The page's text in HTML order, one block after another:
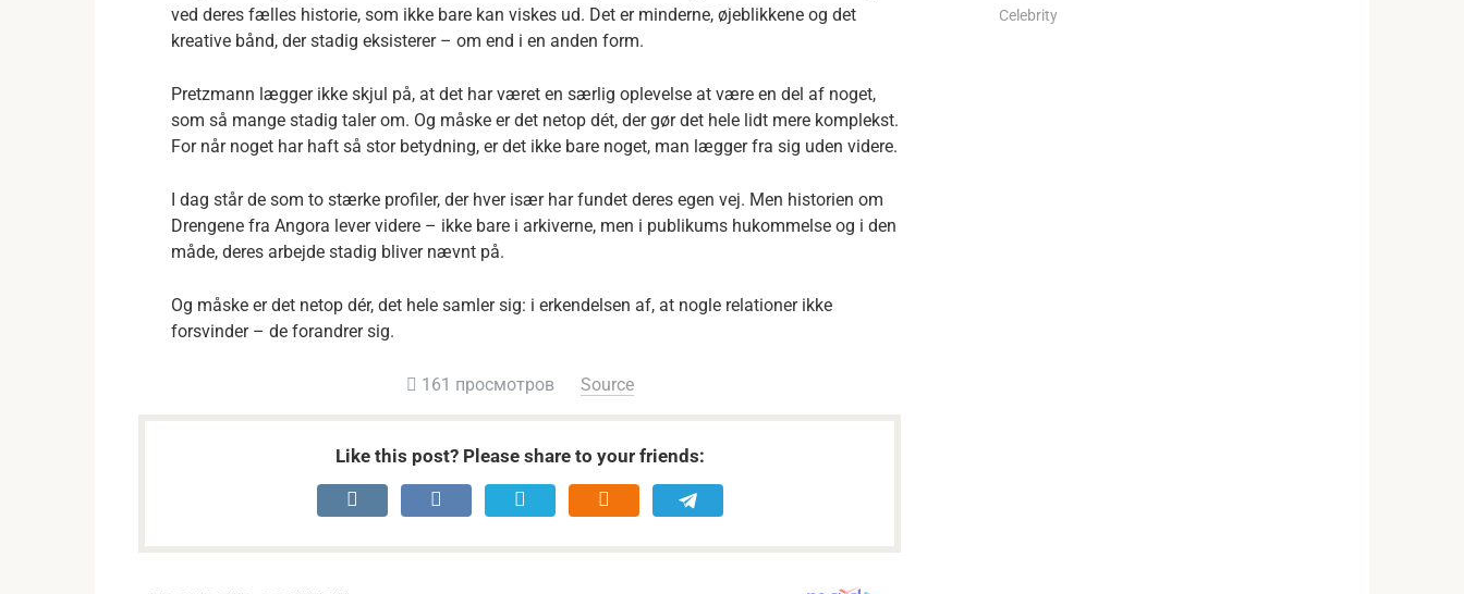
ved deres fælles historie, som ikke bare kan viskes ud. Det er minderne, øjeblikkene og det
kreative bånd, der stadig eksisterer – om end i en anden form.
Pretzmann lægger ikke skjul på, at det har været en særlig oplevelse at være en del af noget,
som så mange stadig taler om. Og måske er det netop dét, der gør det hele lidt mere komplekst.
For når noget har haft så stor betydning, er det ikke bare noget, man lægger fra sig uden videre.
I dag står de som to stærke profiler, der hver især har fundet deres egen vej. Men historien om
Drengene fra Angora lever videre – ikke bare i arkiverne, men i publikums hukommelse og i den
måde, deres arbejde stadig bliver nævnt på.
Og måske er det netop dér, det hele samler sig: i erkendelsen af, at nogle relationer ikke
forsvinder – de forandrer sig.
161 просмотров Source
Like this post? Please share to your friends:
Celebrity